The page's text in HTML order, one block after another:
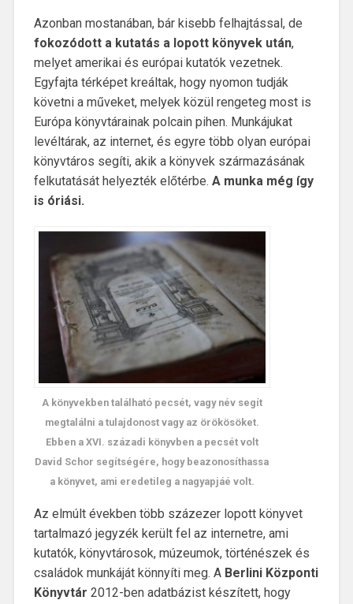
Azonban mostanában, bár kisebb felhajtással, de
fokozódott a kutatás a lopott könyvek után,
melyet amerikai és európai kutatók vezetnek.
Egyfajta térképet kreáltak, hogy nyomon tudják
követni a műveket, melyek közül rengeteg most is
Európa könyvtárainak polcain pihen. Munkájukat
levéltárak, az internet, és egyre több olyan európai
könyvtáros segíti, akik a könyvek származásának
felkutatását helyezték előtérbe. A munka még így
is óriási.
A könyvekben található pecsét, vagy név segít
megtalálni a tulajdonost vagy az örökösöket.
Ebben a XVI. századi könyvben a pecsét volt
David Schor segítségére, hogy beazonosíthassa
a könyvet, ami eredetileg a nagyapjáé volt.
Az elmúlt években több százezer lopott könyvet
tartalmazó jegyzék került fel az internetre, ami
kutatók, könyvtárosok, múzeumok, történészek és
családok munkáját könnyíti meg. A Berlini Központi
Könyvtár 2012-ben adatbázist készített, hogy